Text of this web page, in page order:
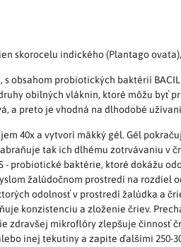
skorocelu indického (Plantago
obsahom probiotických baktérií
obilných vláknin, ktoré môžu byť
a preto je vhodná na dlhodobé
40x a vytvorí mäkký gél. Gél
tak ich dlhému zotrvávaniu v
- probiotické baktérie, ktoré dokážu
žalúdočnom prostredí na
odolnosť v prostredí žalúdka a
konzistenciu a zloženie čriev.
zdravšej mikroflóry zlepšuje činnosť
inej tekutiny a zapite ďalšími 250-